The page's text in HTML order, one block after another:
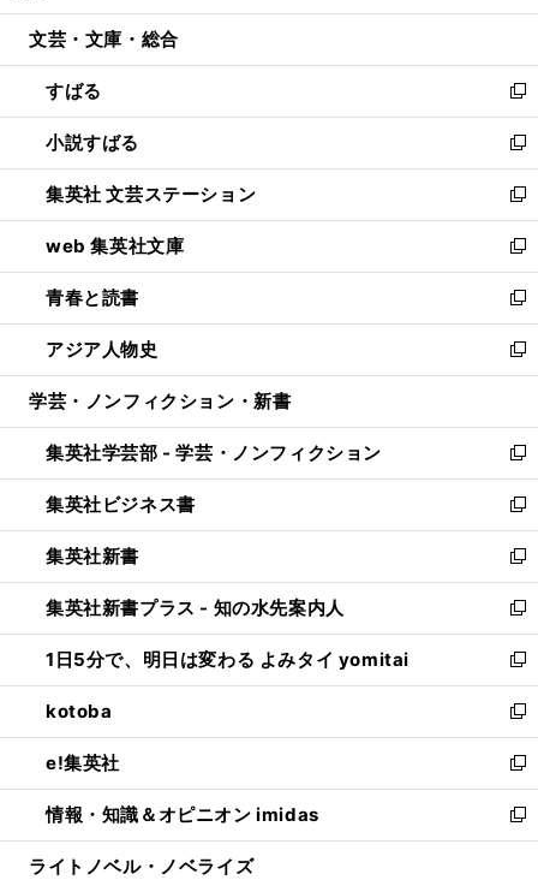
開
ウ
開
く
ン
ウ
で
開
く
ウ
ン
ド
ウ
で
開
く
文芸・文庫・総合
すばる
新
し
い
ウ
ィ
ン
ド
ウ
で
開
く
小説すばる
新
し
い
ウ
ィ
ン
ド
ウ
で
開
集英社 文芸ステーション
新
し
い
ウ
ィ
ン
ド
ウ
開
く
web 集英社文庫
新
し
い
ウ
ィ
ン
ウ
で
開
く
青春と読書
新
し
い
ウ
ン
ド
ウ
で
開
く
アジア人物史
新
し
ウ
ィ
ン
ド
ウ
で
開
く
学芸・ノンフィクション・新書
集英社学芸部 - 学芸・ノンフィクション
新
し
い
ウ
ィ
ン
ド
ウ
で
開
く
集英社ビジネス書
新
し
い
ウ
ィ
ン
ド
ウ
で
開
く
集英社新書
新
し
い
ウ
ィ
ン
ド
ウ
で
開
く
集英社新書プラス - 知の水先案内人
新
し
い
ウ
ィ
ン
ド
ウ
で
開
1日5分で、明日は変わる よみタイ yomitai
新
し
い
ウ
ィ
ン
ド
ウ
kotoba
新
し
い
ウ
ィ
ン
e!集英社
新
し
い
ウ
情報・知識＆オピニオン imidas
新
し
ライトノベル・ノベライズ